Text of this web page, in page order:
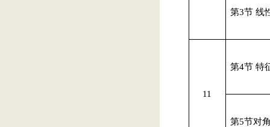
第3节 线
11
第4节 特
第5节对